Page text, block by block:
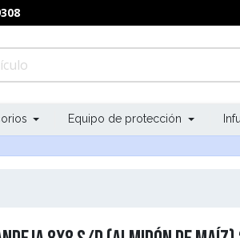
Equipo de protección